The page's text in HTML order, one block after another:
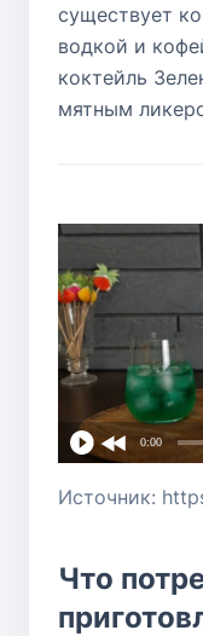
существует
водкой и
коктейль
мятным
0:00
Что